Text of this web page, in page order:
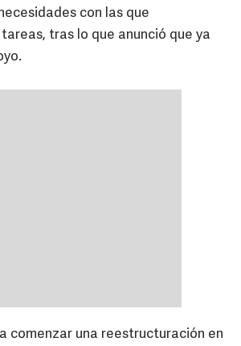
con las que
tras lo que anunció que ya
comenzar una reestructuración en